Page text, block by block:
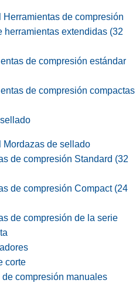
Herramientas de compresión
herramientas extendidas (32
de compresión estándar
de compresión compactas
Mordazas de sellado
de compresión Standard (32
de compresión Compact (24
de compresión de la serie
corte
de compresión manuales